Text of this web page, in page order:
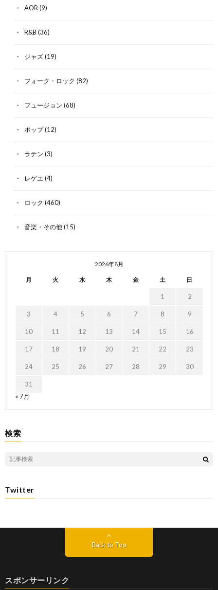
AOR (9)
R&B (36)
ジャズ(19)
フォーク・ロック (82)
フュージョン (68)
ポップ(12)
ラテン (3)
レゲエ (4)
ロック (460)
音楽・その他(15)
2026年8月
月 火 水 木 金 土 日
1 2
3 4 5 6 7 8 9
10 11 12 13 14 15 16
17 18 19 20 21 22 23
24 25 26 27 28 29 30
31
« 7月
検索
Twitter
Back to Top
スポンサーリンク